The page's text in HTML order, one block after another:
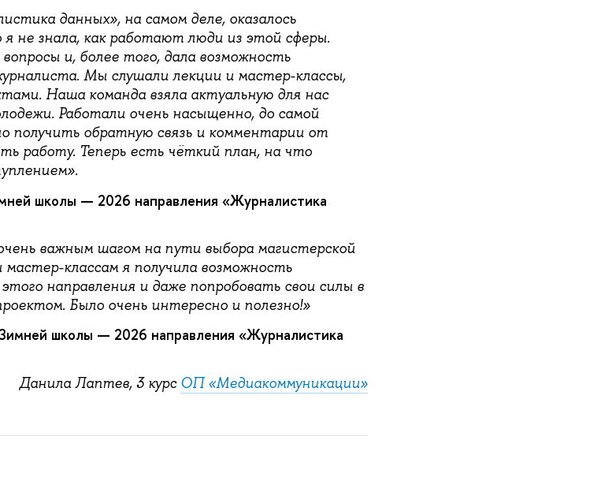
данных», на самом деле, оказалось
не знала, как работают люди из этой сферы.
и, более того, дала возможность
Мы слушали лекции и мастер-классы,
Наша команда взяла актуальную для нас
Работали очень насыщенно, до самой
получить обратную связь и комментарии от
работу. Теперь есть чёткий план, на что
школы — 2026 направления «Журналистика
важным шагом на пути выбора магистерской
классам я получила возможность
направления и даже попробовать свои силы в
Было очень интересно и полезно!»
школы — 2026 направления «Журналистика
Данила Лаптев, 3 курс ОП «Медиакоммуникации»